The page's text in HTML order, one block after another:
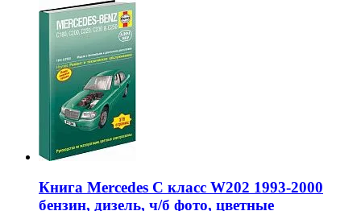
Книга Mercedes C класс W202 1993-2000
бензин, дизель, ч/б фото, цветные